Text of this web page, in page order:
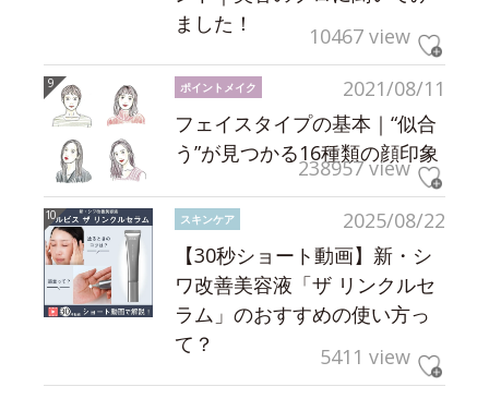
ました！
10467 view
2021/08/11
ポイントメイク
フェイスタイプの基本｜“似合
う”が見つかる16種類の顔印象
238957 view
2025/08/22
スキンケア
【30秒ショート動画】新・シ
ワ改善美容液「ザ リンクルセ
ラム」のおすすめの使い方っ
て？
5411 view